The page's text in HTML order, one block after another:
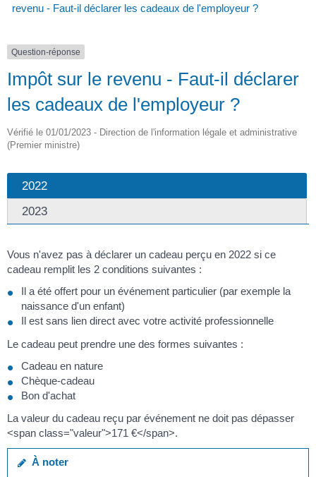
revenu - Faut-il déclarer les cadeaux de l'employeur ?
Question-réponse
Impôt sur le revenu - Faut-il déclarer
les cadeaux de l'employeur ?
Vérifié le 01/01/2023 - Direction de l'information légale et administrative
(Premier ministre)
2022
2023
Vous n'avez pas à déclarer un cadeau perçu en 2022 si ce
cadeau remplit les 2 conditions suivantes :
Il a été offert pour un événement particulier (par exemple la
naissance d'un enfant)
Il est sans lien direct avec votre activité professionnelle
Le cadeau peut prendre une des formes suivantes :
Cadeau en nature
Chèque-cadeau
Bon d'achat
La valeur du cadeau reçu par événement ne doit pas dépasser
<span class="valeur">171 €</span>.
À noter